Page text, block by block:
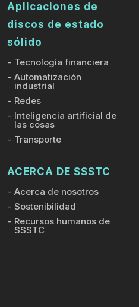
Aplicaciones de
discos de estado
sólido
Tecnología financiera
Automatización
industrial
Redes
Inteligencia artificial de
las cosas
Transporte
ACERCA DE SSSTC
Acerca de nosotros
Sostenibilidad
Recursos humanos de
SSSTC